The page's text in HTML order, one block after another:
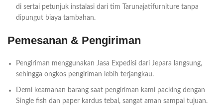
di sertai petunjuk instalasi dari tim Tarunajatifurniture tanpa
dipungut biaya tambahan.
Pemesanan & Pengiriman
Pengiriman menggunakan Jasa Expedisi dari Jepara langsung,
sehingga ongkos pengiriman lebih terjangkau.
Demi keamanan barang saat pengiriman kami packing dengan
Single fish dan paper kardus tebal, sangat aman sampai tujuan.